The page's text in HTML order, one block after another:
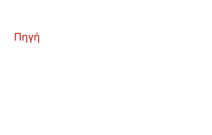
Πηγή